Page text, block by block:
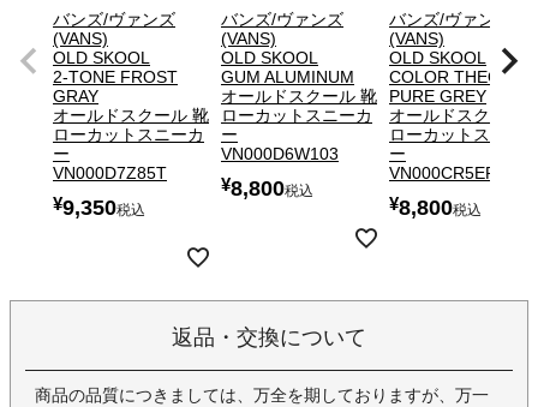
バンズ/ヴァンズ
(VANS)
OLD SKOOL
2-TONE FROST
GRAY
オールドスクール 靴
ローカットスニーカ
ー
VN000D7Z85T
¥9,350税込
バンズ/ヴァンズ
(VANS)
OLD SKOOL
GUM ALUMINUM
オールドスクール 靴
ローカットスニーカ
ー
VN000D6W103
¥8,800税込
バンズ/ヴァンズ
(VANS)
OLD SKOOL
COLOR THEORY
PURE GREY
オールドスクール
ローカットスニー
ー
VN000CR5EPO
¥8,800税込
返品・交換について
商品の品質につきましては、万全を期しておりますが、万一